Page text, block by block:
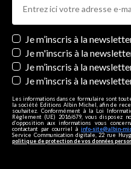
Newsletters
Je m’inscris à la
Je m'inscris à la
Je m’inscris à la
Je m’inscris à la
Les informations dans ce formulaire sont
la société Editions Albin Michel, afin de
souhaitez. Conformément à la Loi
Règlement (UE) 2016/679, vous disposez
d’opposition aux informations vous
contactant par courriel à info-site@albin-
Service Communication digitale, 22 rue
politique de protection de vos données